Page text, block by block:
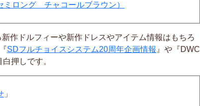
ミロング チャコールブラウン）
作ドルフィーや新作ドレスやアイテム情報はもちろ
SDフルチョイスシステム20周年企画情報 』や『DWC
押しです。
」